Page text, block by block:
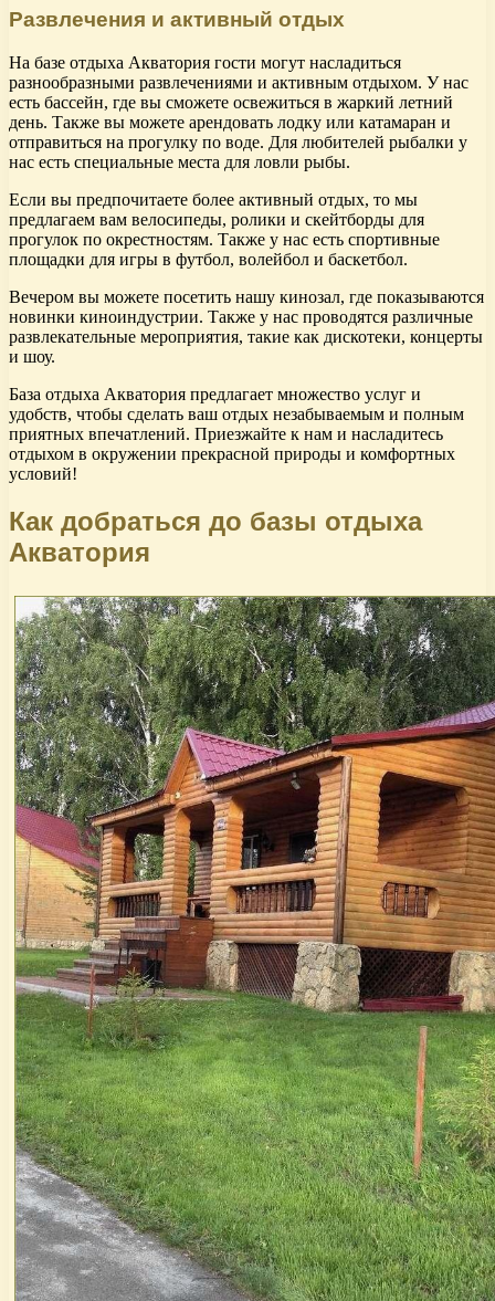
Развлечения и активный отдых
На базе отдыха Акватория гости могут насладиться
разнообразными развлечениями и активным отдыхом. У нас
есть бассейн, где вы сможете освежиться в жаркий летний
день. Также вы можете арендовать лодку или катамаран и
отправиться на прогулку по воде. Для любителей рыбалки у
нас есть специальные места для ловли рыбы.
Если вы предпочитаете более активный отдых, то мы
предлагаем вам велосипеды, ролики и скейтборды для
прогулок по окрестностям. Также у нас есть спортивные
площадки для игры в футбол, волейбол и баскетбол.
Вечером вы можете посетить нашу кинозал, где показываются
новинки киноиндустрии. Также у нас проводятся различные
развлекательные мероприятия, такие как дискотеки, концерты
и шоу.
База отдыха Акватория предлагает множество услуг и
удобств, чтобы сделать ваш отдых незабываемым и полным
приятных впечатлений. Приезжайте к нам и насладитесь
отдыхом в окружении прекрасной природы и комфортных
условий!
Как добраться до базы отдыха
Акватория